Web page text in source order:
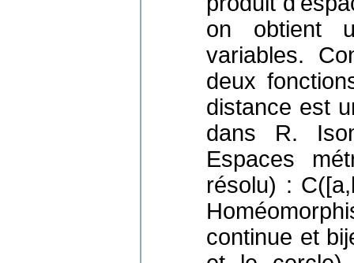
on obtient
variables.
deux
distance est
dans R.
Espaces
résolu) :
continue et